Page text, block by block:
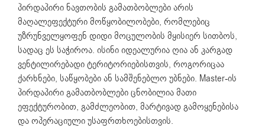
პირდაპირი ნავთობის გამათბობლები არის
მაღალეფექტური მოწყობილობები, რომლებიც
უზრუნველყოფენ დიდი მოცულობის მყისიერ სითბოს,
სადაც ეს საჭიროა. ისინი იდეალურია ღია ან კარგად
ვენტილირებადი ტერიტორიებისთვის, როგორიცაა
ქარხნები, საწყობები ან სამშენებლო უბნები. Master-ის
პირდაპირი გამათბობლები ცნობილია მათი
ეფექტურობით, გამძლეობით, მარტივად გამოყენებისა
და ოპერაციული უსაფრთხოებისთვის.